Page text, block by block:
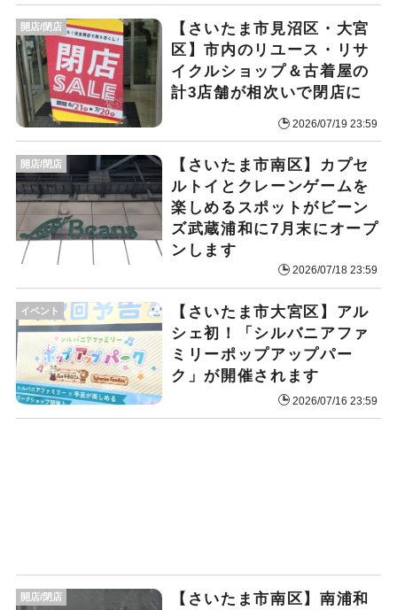
【さいたま市見沼区・大宮
区】市内のリユース・リサ
イクルショップ＆古着屋の
計3店舗が相次いで閉店に
2026/07/19 23:59
開店/閉店
【さいたま市南区】カプセ
ルトイとクレーンゲームを
楽しめるスポットがビーン
ズ武蔵浦和に7月末にオープ
ンします
2026/07/18 23:59
開店/閉店
【さいたま市大宮区】アル
シェ初！「シルバニアファ
ミリーポップアップパー
ク」が開催されます
2026/07/16 23:59
イベント
【さいたま市南区】南浦和
開店/閉店